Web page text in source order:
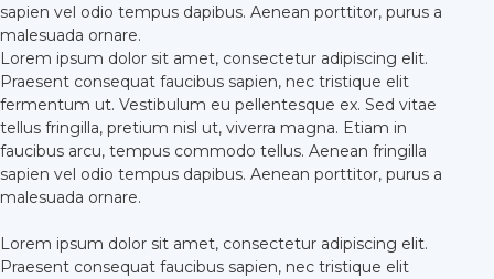
sapien vel odio tempus dapibus. Aenean porttitor, purus a
malesuada ornare.
Lorem ipsum dolor sit amet, consectetur adipiscing elit.
Praesent consequat faucibus sapien, nec tristique elit
fermentum ut. Vestibulum eu pellentesque ex. Sed vitae
tellus fringilla, pretium nisl ut, viverra magna. Etiam in
faucibus arcu, tempus commodo tellus. Aenean fringilla
sapien vel odio tempus dapibus. Aenean porttitor, purus a
malesuada ornare.
Lorem ipsum dolor sit amet, consectetur adipiscing elit.
Praesent consequat faucibus sapien, nec tristique elit